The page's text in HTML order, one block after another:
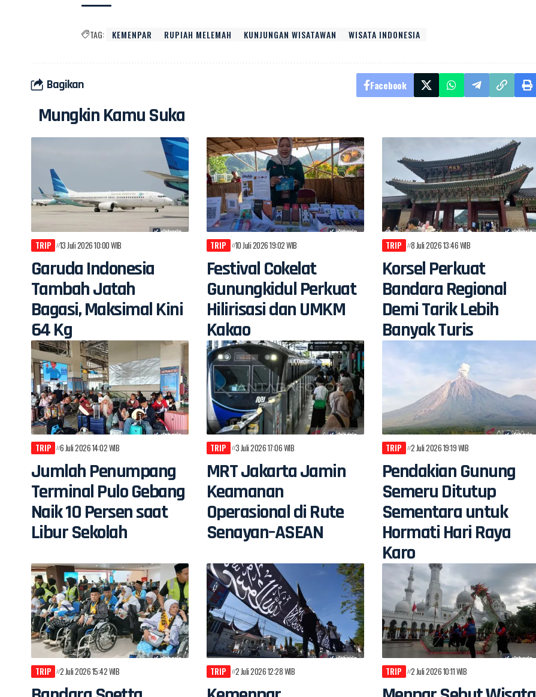
TAG: KEMENPAR RUPIAH MELEMAH KUNJUNGAN WISATAWAN WISATA INDONESIA
Bagikan Facebook
Mungkin Kamu Suka
TRIP 13 Juli 2026 10:00 WIB
Garuda Indonesia
Tambah Jatah
Bagasi, Maksimal Kini
64 Kg
TRIP 10 Juli 2026 19:02 WIB
Festival Cokelat
Gunungkidul Perkuat
Hilirisasi dan UMKM
Kakao
TRIP 8 Juli 2026 13:46 WIB
Korsel Perkuat
Bandara Regional
Demi Tarik Lebih
Banyak Turis
TRIP 6 Juli 2026 14:02 WIB
Jumlah Penumpang
Terminal Pulo Gebang
Naik 10 Persen saat
Libur Sekolah
TRIP 3 Juli 2026 17:06 WIB
MRT Jakarta Jamin
Keamanan
Operasional di Rute
Senayan–ASEAN
TRIP 2 Juli 2026 19:19 WIB
Pendakian Gunung
Semeru Ditutup
Sementara untuk
Hormati Hari Raya
Karo
TRIP 2 Juli 2026 15:42 WIB TRIP 2 Juli 2026 12:28 WIB TRIP 2 Juli 2026 10:11 WIB